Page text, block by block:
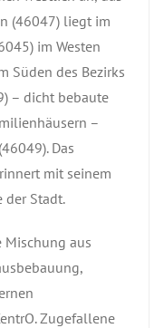
(46047) liegt im
im Westen
Süden des Bezirks
– dicht bebaute
–
Das
mit seinem
der Stadt.
Mischung aus
Zugefallene